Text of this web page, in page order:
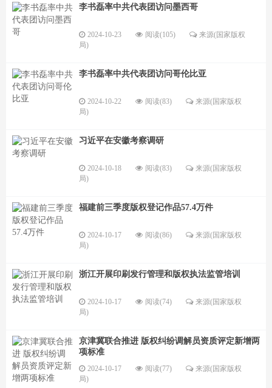
李书磊率中共代表团访问墨西哥
2024-10-23 阅读(105)
来源(国家版权
局)
李书磊率中共代表团访问哥伦比亚
2024-10-22 阅读(83)
来源(国家版权
局)
习近平在安徽考察调研
2024-10-18 阅读(83)
来源(国家版权
局)
福建前三季度版权登记作品57.4万件
2024-10-17 阅读(86)
来源(国家版权
局)
浙江开展印刷发行管理和版权执法监管培训
2024-10-17 阅读(74)
来源(国家版权
局)
京津冀联合推进 版权纠纷调解员资质评定新增两
项标准
2024-10-17 阅读(77)
来源(国家版权
局)